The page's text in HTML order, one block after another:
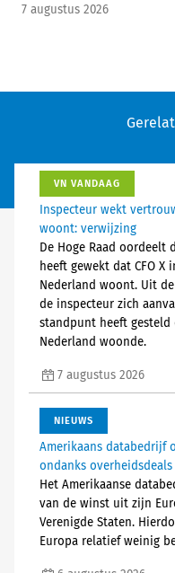
7 augustus 2026
VN VANDAAG
Inspecteur wekt
woont: verwijzing
De Hoge Raad
heeft gewekt dat CFO
Nederland woont. Uit
de inspecteur zich
standpunt heeft gesteld
Nederland woonde.
7 augustus 2026
NIEUWS
Amerikaans databedrijf
ondanks overheidsdeals
Het Amerikaanse
van de winst uit zijn
Verenigde Staten.
Europa relatief weinig